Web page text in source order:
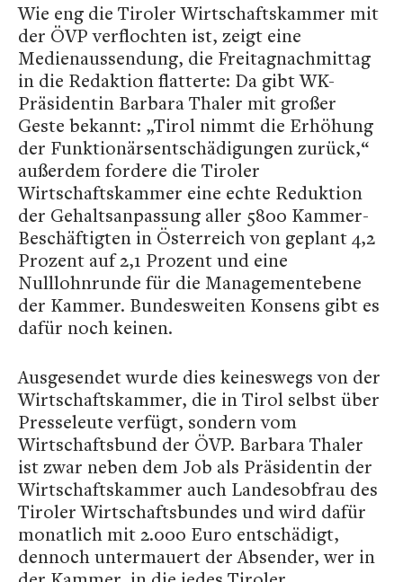
Wie eng die Tiroler Wirtschaftskammer mit
der ÖVP verflochten ist, zeigt eine
Medienaussendung, die Freitagnachmittag
in die Redaktion flatterte: Da gibt WK-
Präsidentin Barbara Thaler mit großer
Geste bekannt: „Tirol nimmt die Erhöhung
der Funktionärsentschädigungen zurück,“
außerdem fordere die Tiroler
Wirtschaftskammer eine echte Reduktion
der Gehaltsanpassung aller 5800 Kammer-
Beschäftigten in Österreich von geplant 4,2
Prozent auf 2,1 Prozent und eine
Nulllohnrunde für die Managementebene
der Kammer. Bundesweiten Konsens gibt es
dafür noch keinen.
Ausgesendet wurde dies keineswegs von der
Wirtschaftskammer, die in Tirol selbst über
Presseleute verfügt, sondern vom
Wirtschaftsbund der ÖVP. Barbara Thaler
ist zwar neben dem Job als Präsidentin der
Wirtschaftskammer auch Landesobfrau des
Tiroler Wirtschaftsbundes und wird dafür
monatlich mit 2.000 Euro entschädigt,
dennoch untermauert der Absender, wer in